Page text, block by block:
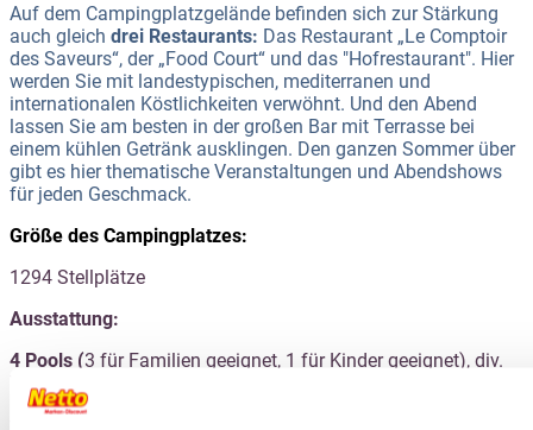
Auf dem Campingplatzgelände befinden sich zur Stärkung
auch gleich drei Restaurants: Das Restaurant „Le Comptoir
des Saveurs“, der „Food Court“ und das "Hofrestaurant". Hier
werden Sie mit landestypischen, mediterranen und
internationalen Köstlichkeiten verwöhnt. Und den Abend
lassen Sie am besten in der großen Bar mit Terrasse bei
einem kühlen Getränk ausklingen. Den ganzen Sommer über
gibt es hier thematische Veranstaltungen und Abendshows
für jeden Geschmack.
Größe des Campingplatzes:
1294 Stellplätze
Ausstattung:
4 Pools (3 für Familien geeignet, 1 für Kinder geeignet), div.
Wasserrutschen für alle Altersklassen, 2 Wasserspielplatz im
Pool, Wellness & SPA Bereich (gg.Gebühr) mit Sauna,